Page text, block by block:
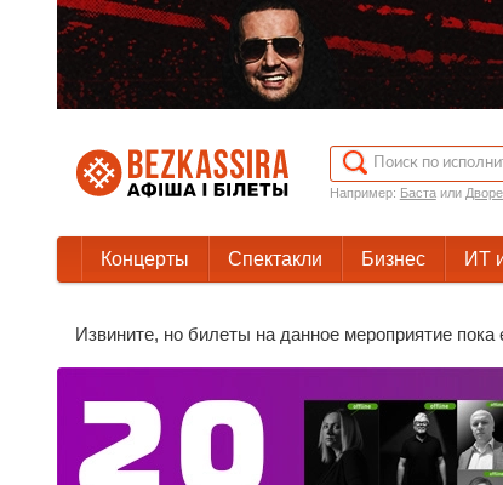
Например: Бастаили
Концерты Спектакли Бизнес ИТ
Извините, но билеты на данное мероприятие